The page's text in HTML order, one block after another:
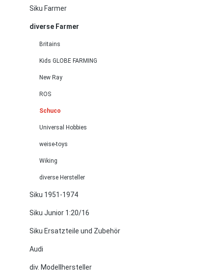
Siku Farmer
diverse Farmer
Britains
Kids GLOBE FARMING
New Ray
ROS
Schuco
Universal Hobbies
weise-toys
Wiking
diverse Hersteller
Siku 1951-1974
Siku Junior 1:20/16
Siku Ersatzteile und Zubehör
Audi
div. Modellhersteller